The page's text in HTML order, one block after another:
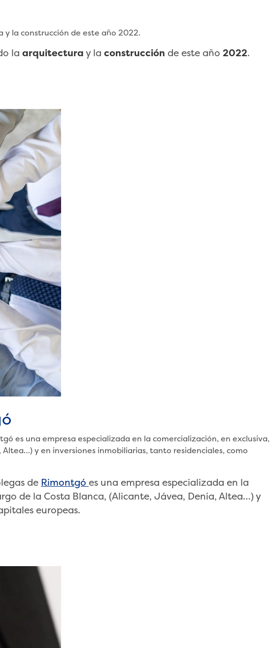
y la construcción de este año 2022.
la arquitecturay la construcción de este año 2022.
es una empresa especializada en la comercialización, en exclusiva,
y en inversiones inmobiliarias, tanto residenciales, como
de Rimontgó es una empresa especializada en la
de la Costa Blanca, (Alicante, Jávea, Denia, Altea…) y
europeas.